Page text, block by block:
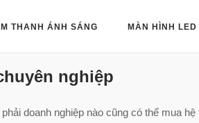
THANH ÁNH SÁNG MÀN HÌNH LED
nghiệp
doanh nghiệp nào cũng có thể mua hệ